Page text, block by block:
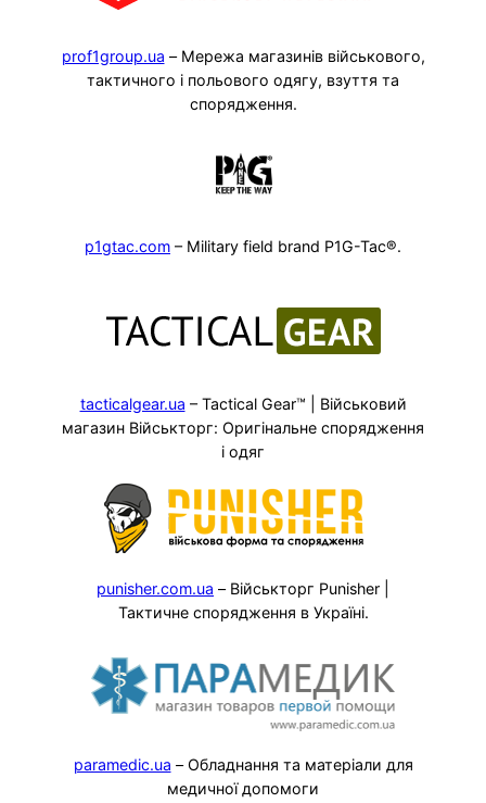
prof1group.ua – Мережа магазинів військового,
тактичного і польового одягу, взуття та
спорядження.
p1gtac.com – Military field brand P1G-Tac®.
tacticalgear.ua – Tactical Gear™ | Військовий
магазин Військторг: Оригінальне спорядження
і одяг
punisher.com.ua – Військторг Punisher |
Тактичне спорядження в Україні.
paramedic.ua – Обладнання та матеріали для
медичної допомоги